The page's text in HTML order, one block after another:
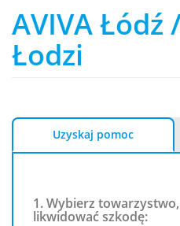
AVIVA Łódź
Łodzi
Uzyskaj pomoc
1. Wybierz
likwidować szkodę: